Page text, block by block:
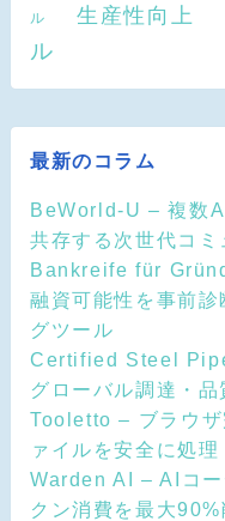
ル
生産性向上
ル
最新のコラム
BeWorld-U – 複数
共存する次世代コミ
Bankreife für
融資可能性を事前
グツール
Certified Steel
グローバル調達・
Tooletto – ブラウザ
ァイルを安全に処理
Warden AI – AIコー
クン消費を最大